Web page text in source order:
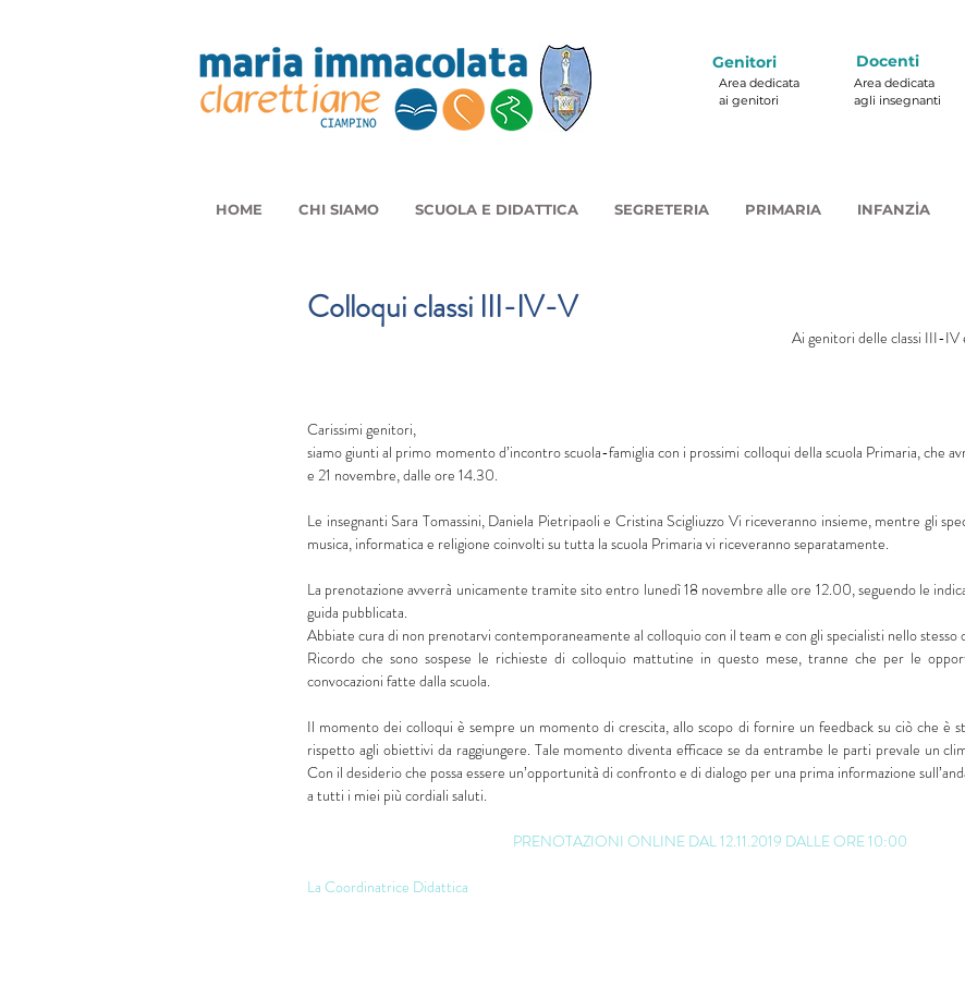
Area dedicata
ai genitori
Genitori Docenti
Area dedicata
agli insegnanti
HOME CHI SIAMO SCUOLA E DIDATTICA SEGRETERIA PRIMARIA INFANZIA
Colloqui classi III-IV-V
Ai genitori delle classi III-IV
Carissimi genitori,
siamo giunti al primo momento d’incontro scuola-famiglia con i prossimi colloqui della scuola Primaria, che
e 21 novembre, dalle ore 14.30.
Le insegnanti Sara Tomassini, Daniela Pietripaoli e Cristina Scigliuzzo Vi riceveranno insieme, mentre gli
musica, informatica e religione coinvolti su tutta la scuola Primaria vi riceveranno separatamente.
La prenotazione avverrà unicamente tramite sito entro lunedì 18 novembre alle ore 12.00, seguendo le
guida pubblicata.
Abbiate cura di non prenotarvi contemporaneamente al colloquio con il team e con gli specialisti nello stesso
Ricordo che sono sospese le richieste di colloquio mattutine in questo mese, tranne che per le
convocazioni fatte dalla scuola.
Il momento dei colloqui è sempre un momento di crescita, allo scopo di fornire un feedback su ciò che è
rispetto agli obiettivi da raggiungere. Tale momento diventa efficace se da entrambe le parti prevale un
Con il desiderio che possa essere un’opportunità di confronto e di dialogo per una prima informazione
a tutti i miei più cordiali saluti.
PRENOTAZIONI ONLINE DAL 12.11.2019 DALLE ORE 10:00
La Coordinatrice Didattica